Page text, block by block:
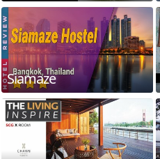
Siamaze